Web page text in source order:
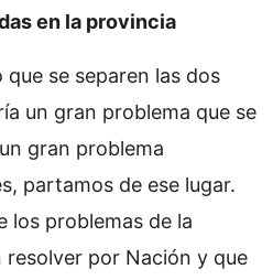
en la provincia
se separen las dos
un gran problema que se
gran problema
partamos de ese lugar.
los problemas de la
por Nación y que